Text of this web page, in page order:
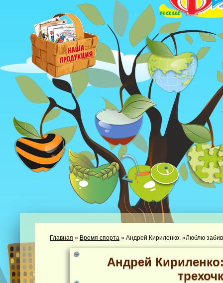
Главная » Время спорта » Андрей Кириленко: «Люблю
Андрей